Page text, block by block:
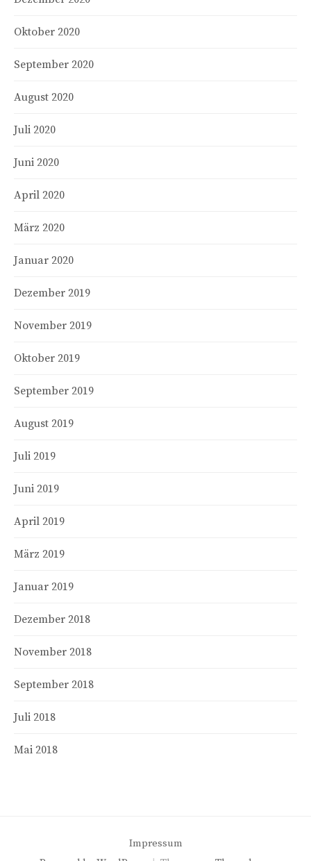
Oktober 2020
September 2020
August 2020
Juli 2020
Juni 2020
April 2020
März 2020
Januar 2020
Dezember 2019
November 2019
Oktober 2019
September 2019
August 2019
Juli 2019
Juni 2019
April 2019
März 2019
Januar 2019
Dezember 2018
November 2018
September 2018
Juli 2018
Mai 2018
Impressum